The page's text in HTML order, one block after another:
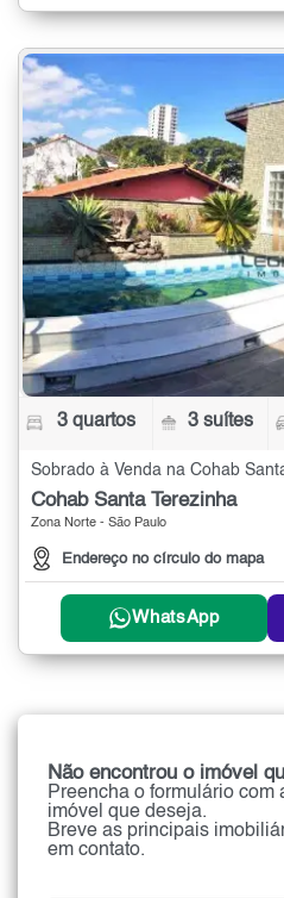
3 quartos 3 suítes
Cohab Santa Terezinha
Zona Norte - São Paulo
Endereço no círculo do mapa
WhatsApp
Não encontrou o imóvel
Preencha o formulário com
imóvel que deseja.
Breve as principais
em contato.